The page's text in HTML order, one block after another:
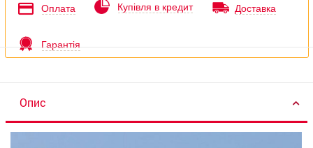
Оплата Купівля в кредит Доставка
Гарантія
Опис